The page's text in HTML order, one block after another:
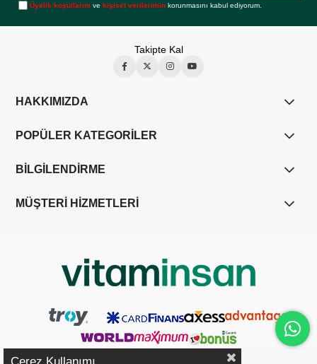
Üyelik koşullarını vekişisel verilerimin korunmasını kabul ediyorum.
Takipte Kal
HAKKIMIZDA
POPÜLER KATEGORİLER
BİLGİLENDİRME
MÜŞTERİ HİZMETLERİ